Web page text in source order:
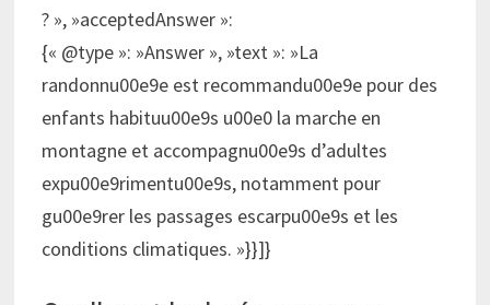
? », »acceptedAnswer »:
{« @type »: »Answer », »text »: »La
randonnu00e9e est recommandu00e9e pour des
enfants habituu00e9s u00e0 la marche en
montagne et accompagnu00e9s d’adultes
expu00e9rimentu00e9s, notamment pour
gu00e9rer les passages escarpu00e9s et les
conditions climatiques. »}}]}